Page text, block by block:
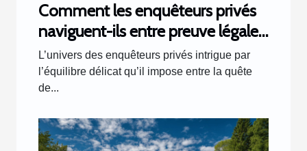
Comment les enquêteurs privés
naviguent-ils entre preuve légale
et respect de la vie privée ?
L’univers des enquêteurs privés intrigue par
l’équilibre délicat qu’il impose entre la quête
de...